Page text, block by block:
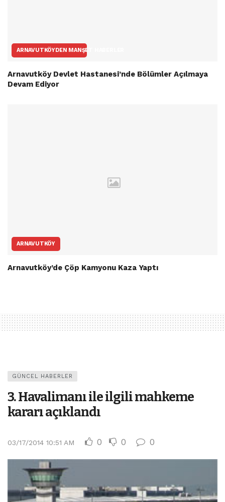
ARNAVUTKÖYDEN MANŞET HABERLER
Arnavutköy Devlet Hastanesi’nde Bölümler Açılmaya
Devam Ediyor
ARNAVUTKÖY
Arnavutköy’de Çöp Kamyonu Kaza Yaptı
GÜNCEL HABERLER
3. Havalimanı ile ilgili mahkeme
kararı açıklandı
03/17/2014 10:51 AM 0 0 0